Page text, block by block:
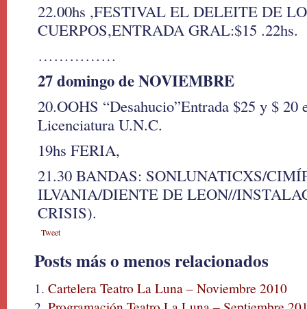
22.00hs ,FESTIVAL EL DELEITE DE
CUERPOS,ENTRADA GRAL:$15 .22hs.
……………
27 domingo de NOVIEMBRE
20.OOHS “Desahucio”Entrada $25 y $ 20
Licenciatura U.N.C.
19hs FERIA,
21.30 BANDAS: SONLUNATICXS/
ILVANIA/DIENTE DE LEON//
CRISIS).
Tweet
Posts más o menos relacionados
Cartelera Teatro La Luna – Noviembre 2010